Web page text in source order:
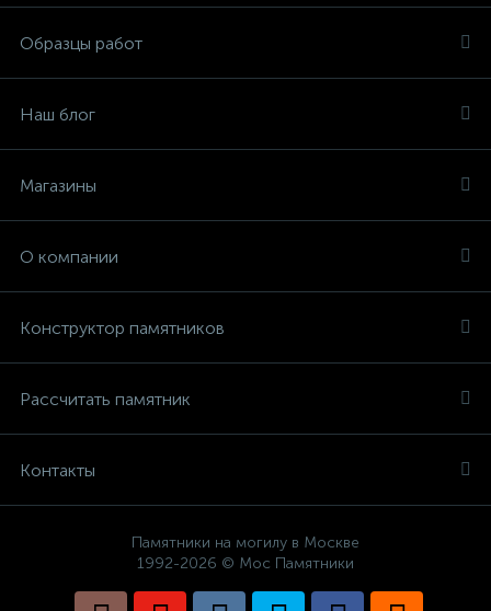
Образцы работ
Наш блог
Магазины
О компании
Конструктор памятников
Рассчитать памятник
Контакты
Памятники на могилу в Москве
1992-2026 © Мос Памятники